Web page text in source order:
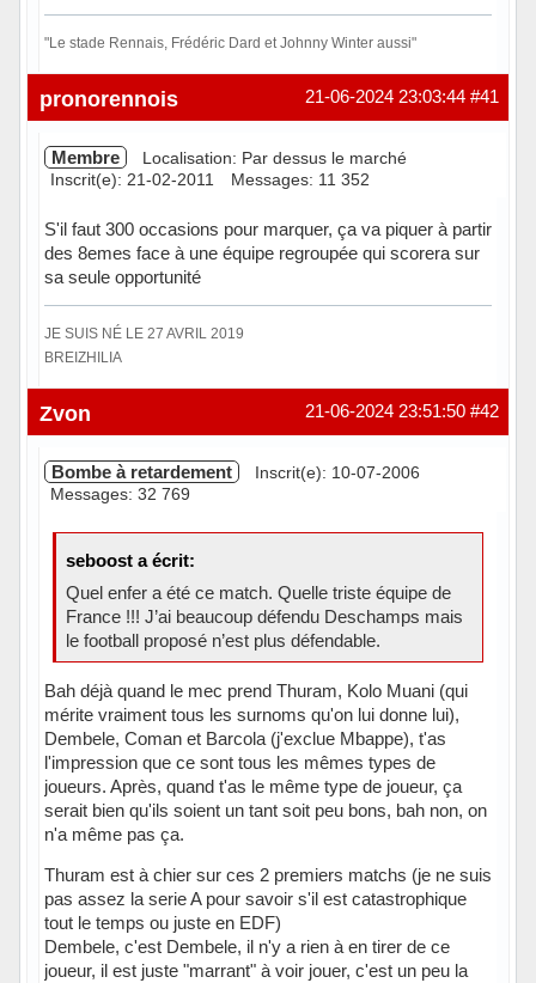
"Le stade Rennais, Frédéric Dard et Johnny Winter aussi"
Hors ligne #41
21-06-2024 23:03:44
pronorennois
Membre
Localisation: Par dessus le marché
Inscrit(e): 21-02-2011
Messages: 11 352
S'il faut 300 occasions pour marquer, ça va piquer à partir
des 8emes face à une équipe regroupée qui scorera sur
sa seule opportunité
JE SUIS NÉ LE 27 AVRIL 2019
BREIZHILIA
Hors ligne #42
21-06-2024 23:51:50
Zvon
Bombe à retardement
Inscrit(e): 10-07-2006
Messages: 32 769
seboost a écrit:
Quel enfer a été ce match. Quelle triste équipe de
France !!! J’ai beaucoup défendu Deschamps mais
le football proposé n’est plus défendable.
Bah déjà quand le mec prend Thuram, Kolo Muani (qui
mérite vraiment tous les surnoms qu'on lui donne lui),
Dembele, Coman et Barcola (j'exclue Mbappe), t'as
l'impression que ce sont tous les mêmes types de
joueurs. Après, quand t'as le même type de joueur, ça
serait bien qu'ils soient un tant soit peu bons, bah non, on
n'a même pas ça.
Thuram est à chier sur ces 2 premiers matchs (je ne suis
pas assez la serie A pour savoir s'il est catastrophique
tout le temps ou juste en EDF)
Dembele, c'est Dembele, il n'y a rien à en tirer de ce
joueur, il est juste "marrant" à voir jouer, c'est un peu la